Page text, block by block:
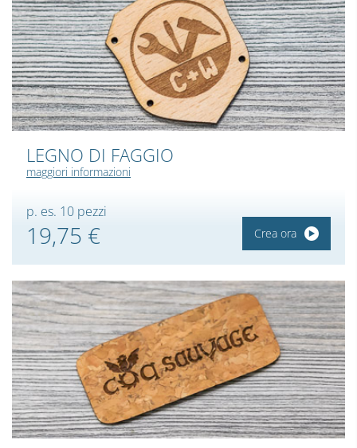
LEGNO DI FAGGIO
maggiori informazioni
p. es. 10 pezzi
19,75 € Crea ora